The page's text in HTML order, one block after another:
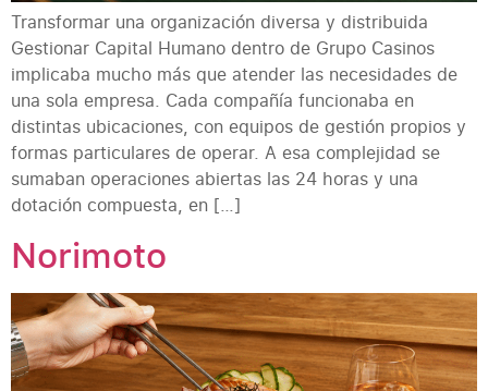
Transformar una organización diversa y distribuida
Gestionar Capital Humano dentro de Grupo Casinos
implicaba mucho más que atender las necesidades de
una sola empresa. Cada compañía funcionaba en
distintas ubicaciones, con equipos de gestión propios y
formas particulares de operar. A esa complejidad se
sumaban operaciones abiertas las 24 horas y una
dotación compuesta, en […]
Norimoto